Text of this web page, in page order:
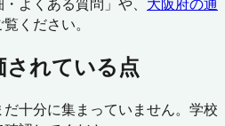
ください。
されている点
十分に集まっていません。学校